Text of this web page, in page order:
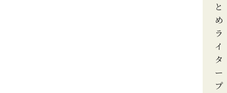
と
め
ラ
イ
タ
ー
プ